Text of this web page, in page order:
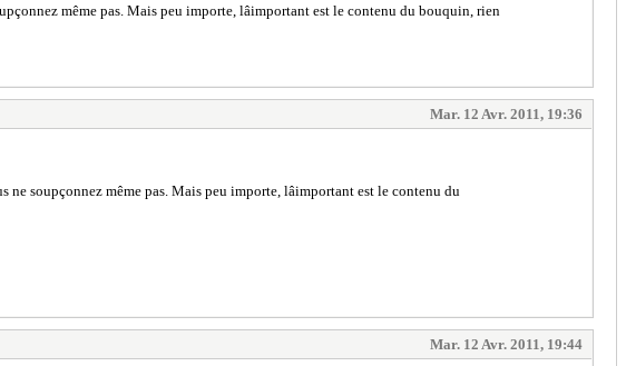
même pas. Mais peu importe, lâimportant est le contenu du bouquin, rien
Mar. 12 Avr. 2011, 19:36
ne soupçonnez même pas. Mais peu importe, lâimportant est le contenu du
Mar. 12 Avr. 2011, 19:44